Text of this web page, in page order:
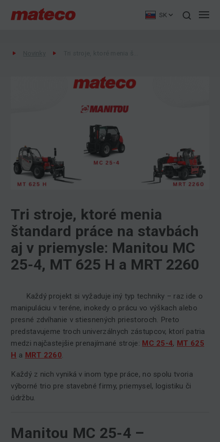
SK
Tri stroje, ktoré menia
štandard práce na stavbách
aj v priemysle: Manitou MC
25-4, MT 625 H a MRT 2260
Každý projekt si vyžaduje iný typ techniky – raz ide o
manipuláciu v teréne, inokedy o prácu vo výškach alebo
presné zdvíhanie v stiesnených priestoroch. Preto
predstavujeme troch univerzálnych zástupcov, ktorí patria
medzi najčastejšie prenajímané stroje: MC 25-4, MT 625
H a MRT 2260
Každý z nich vyniká v inom type práce, no spolu tvoria
výborné trio pre stavebné firmy, priemysel, logistiku či
údržbu.
Manitou MC 25-4 –